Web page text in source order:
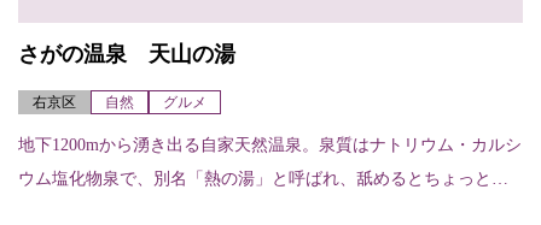
さがの温泉 天山の湯
右京区 自然 グルメ
地下1200mから湧き出る自家天然温泉。泉質はナトリウム・カルシ
ウム塩化物泉で、別名「熱の湯」と呼ばれ、舐めるとちょっとし